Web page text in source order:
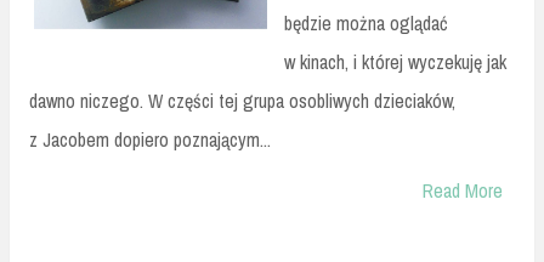
będzie można oglądać
w kinach, i której wyczekuję jak
dawno niczego. W części tej grupa osobliwych dzieciaków,
z Jacobem dopiero poznającym...
Read More